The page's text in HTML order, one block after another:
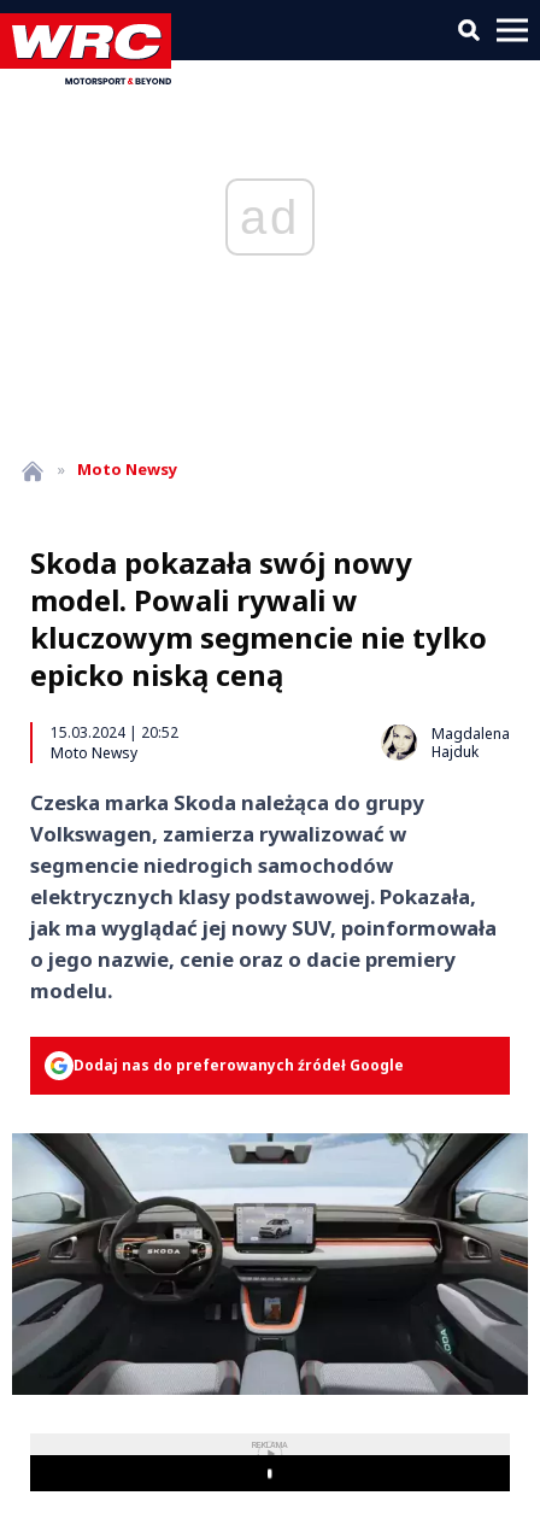
ad
» Moto Newsy
Skoda pokazała swój nowy
model. Powali rywali w
kluczowym segmencie nie tylko
epicko niską ceną
15.03.2024 | 20:52
Moto Newsy
Magdalena
Hajduk
Czeska marka Skoda należąca do grupy
Volkswagen, zamierza rywalizować w
segmencie niedrogich samochodów
elektrycznych klasy podstawowej. Pokazała,
jak ma wyglądać jej nowy SUV, poinformowała
o jego nazwie, cenie oraz o dacie premiery
modelu.
Dodaj nas do preferowanych źródeł Google
REKLAMA
Play